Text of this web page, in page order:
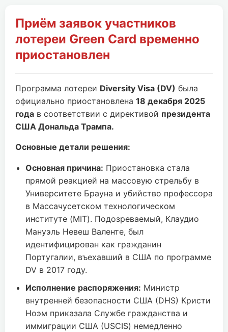
Приём заявок участников
лотереи Green Card временно
приостановлен
Программа лотереи Diversity Visa (DV) была
официально приостановлена 18 декабря 2025
года в соответствии с директивой президента
США Дональда Трампа.
Основные детали решения:
Основная причина: Приостановка стала
прямой реакцией на массовую стрельбу в
Университете Брауна и убийство профессора
в Массачусетском технологическом
институте (MIT). Подозреваемый, Клаудио
Мануэль Невеш Валенте, был
идентифицирован как гражданин
Португалии, въехавший в США по программе
DV в 2017 году.
Исполнение распоряжения: Министр
внутренней безопасности США (DHS) Кристи
Ноэм приказала Службе гражданства и
иммиграции США (USCIS) немедленно